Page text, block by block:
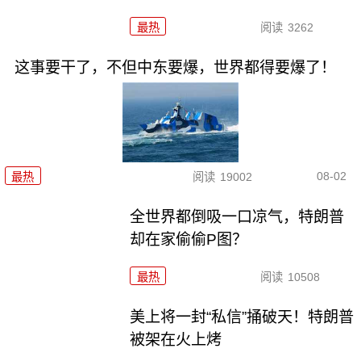
最热 阅读 3262
这事要干了，不但中东要爆，世界都得要爆了！
最热 阅读 19002 08-02
全世界都倒吸一口凉气，特朗普
却在家偷偷P图？
最热 阅读 10508
美上将一封“私信”捅破天！特朗普
被架在火上烤